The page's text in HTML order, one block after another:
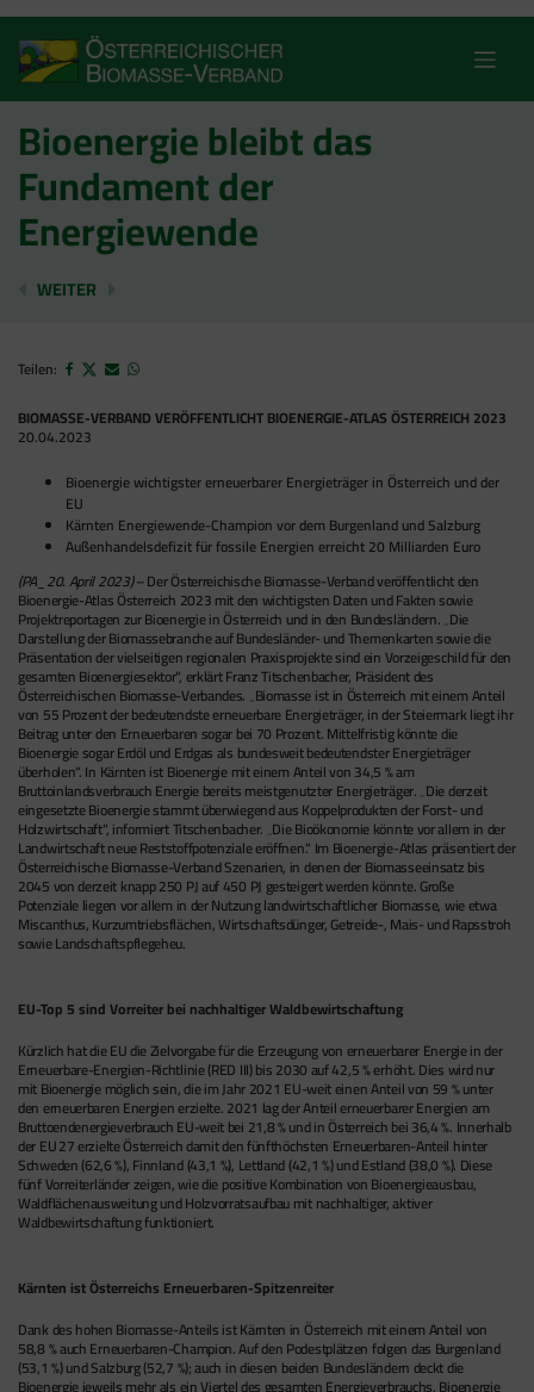
content
Bioenergie bleibt das
Fundament der
Energiewende
EU ERHÖHT ERNEUERBAREN-ZIEL UND SETZT AUF
WEITER
Teilen:
BIOMASSE-VERBAND VERÖFFENTLICHT BIOENERGIE-ATLAS ÖSTERREICH 2023
20.04.2023
Bioenergie wichtigster erneuerbarer Energieträger in Österreich und der
EU
Kärnten Energiewende-Champion vor dem Burgenland und Salzburg
Außenhandelsdefizit für fossile Energien erreicht 20 Milliarden Euro
(PA_20. April 2023)– Der Österreichische Biomasse-Verband veröffentlicht den
Bioenergie-Atlas Österreich 2023 mit den wichtigsten Daten und Fakten sowie
Projektreportagen zur Bioenergie in Österreich und in den Bundesländern. „Die
Darstellung der Biomassebranche auf Bundesländer- und Themenkarten sowie die
Präsentation der vielseitigen regionalen Praxisprojekte sind ein Vorzeigeschild für den
gesamten Bioenergiesektor“, erklärt Franz Titschenbacher, Präsident des
Österreichischen Biomasse-Verbandes. „Biomasse ist in Österreich mit einem Anteil
von 55 Prozent der bedeutendste erneuerbare Energieträger, in der Steiermark liegt ihr
Beitrag unter den Erneuerbaren sogar bei 70 Prozent. Mittelfristig könnte die
Bioenergie sogar Erdöl und Erdgas als bundesweit bedeutendster Energieträger
überholen“. In Kärnten ist Bioenergie mit einem Anteil von 34,5 % am
Bruttoinlandsverbrauch Energie bereits meistgenutzter Energieträger. „Die derzeit
eingesetzte Bioenergie stammt überwiegend aus Koppelprodukten der Forst- und
Holzwirtschaft“, informiert Titschenbacher. „Die Bioökonomie könnte vor allem in der
Landwirtschaft neue Reststoffpotenziale eröffnen.“ Im Bioenergie-Atlas präsentiert der
Österreichische Biomasse-Verband Szenarien, in denen der Biomasseeinsatz bis
2045 von derzeit knapp 250 PJ auf 450 PJ gesteigert werden könnte. Große
Potenziale liegen vor allem in der Nutzung landwirtschaftlicher Biomasse, wie etwa
Miscanthus, Kurzumtriebsflächen, Wirtschaftsdünger, Getreide-, Mais- und Rapsstroh
sowie Landschaftspflegeheu.
EU-Top 5 sind Vorreiter bei nachhaltiger Waldbewirtschaftung
Kürzlich hat die EU die Zielvorgabe für die Erzeugung von erneuerbarer Energie in der
Erneuerbare-Energien-Richtlinie (RED III) bis 2030 auf 42,5 % erhöht. Dies wird nur
mit Bioenergie möglich sein, die im Jahr 2021 EU-weit einen Anteil von 59 % unter
den erneuerbaren Energien erzielte. 2021 lag der Anteil erneuerbarer Energien am
Bruttoendenergieverbrauch EU-weit bei 21,8 % und in Österreich bei 36,4 %. Innerhalb
der EU 27 erzielte Österreich damit den fünfthöchsten Erneuerbaren-Anteil hinter
Schweden (62,6 %), Finnland (43,1 %), Lettland (42,1 %) und Estland (38,0 %). Diese
fünf Vorreiterländer zeigen, wie die positive Kombination von Bioenergieausbau,
Waldflächenausweitung und Holzvorratsaufbau mit nachhaltiger, aktiver
Waldbewirtschaftung funktioniert.
Kärnten ist Österreichs Erneuerbaren-Spitzenreiter
Dank des hohen Biomasse-Anteils ist Kärnten in Österreich mit einem Anteil von
58,8 % auch Erneuerbaren-Champion. Auf den Podestplätzen folgen das Burgenland
(53,1 %) und Salzburg (52,7 %); auch in diesen beiden Bundesländern deckt die